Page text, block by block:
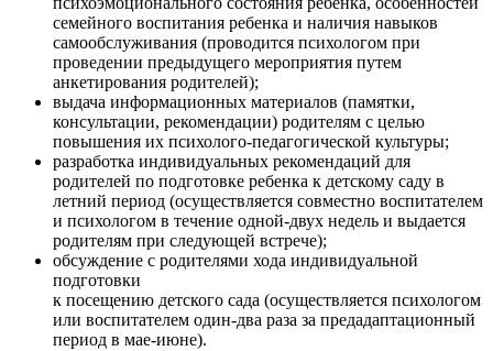
семейного воспитания ребенка и наличия навыков
самообслуживания (проводится психологом при
проведении предыдущего мероприятия путем
анкетирования родителей);
выдача информационных материалов (памятки,
консультации, рекомендации) родителям с целью
повышения их психолого-педагогической культуры;
разработка индивидуальных рекомендаций для
родителей по подготовке ребенка к детскому саду в
летний период (осуществляется совместно воспитателем
и психологом в течение одной-двух недель и выдается
родителям при следующей встрече);
обсуждение с родителями хода индивидуальной
подготовки
к посещению детского сада (осуществляется психологом
или воспитателем один-два раза за предадаптационный
период в мае-июне).